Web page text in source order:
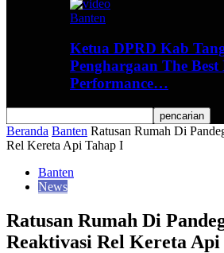
Banten
Ketua DPRD Kab
Penghargaan The
Performance…
Beranda Banten Ratusan Rumah Di
Rel Kereta Api Tahap I
Banten
News
Ratusan Rumah Di
Reaktivasi Rel Kereta Api